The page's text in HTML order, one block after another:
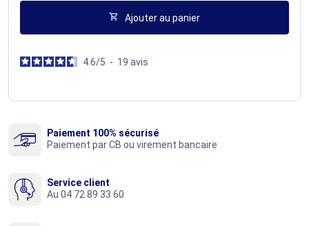
 Ajouter au panier
4.6/5 - 19 avis
Paiement 100% sécurisé
Paiement par CB ou virement bancaire
Service client
Au 04 72 89 33 60